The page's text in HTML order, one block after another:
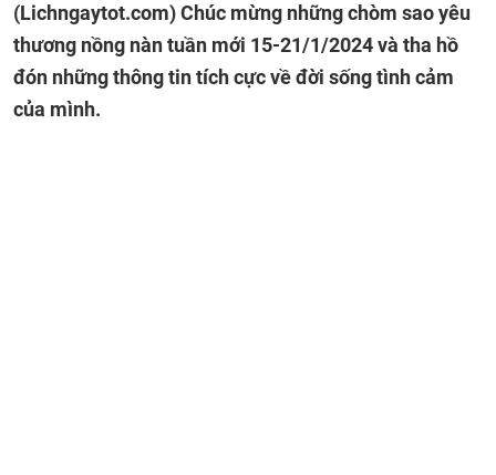
(Lichngaytot.com)Chúc mừng những chòm sao yêu
thương nồng nàn tuần mới 15-21/1/2024 và tha hồ
đón những thông tin tích cực về đời sống tình cảm
của mình.